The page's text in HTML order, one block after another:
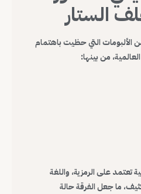
الستار
الألبومات التي حظيت باهتمام
من بينها:
على الرمزية، واللغة
ما جعل الفرقة حالة